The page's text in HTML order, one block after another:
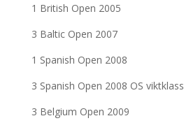
1 British Open 2005
3 Baltic Open 2007
1 Spanish Open 2008
3 Spanish Open 2008 OS viktklass
3 Belgium Open 2009